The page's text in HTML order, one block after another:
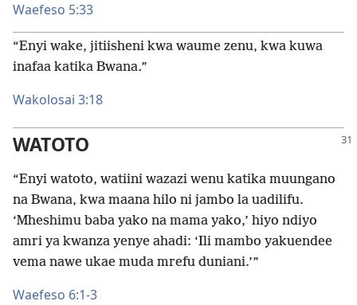
Waefeso 5:​33
“Enyi wake, jitiisheni kwa waume zenu, kwa kuwa
inafaa katika Bwana.”
Wakolosai 3:​18
WATOTO
“Enyi watoto, watiini wazazi wenu katika muungano
na Bwana, kwa maana hilo ni jambo la uadilifu.
‘Mheshimu baba yako na mama yako,’ hiyo ndiyo
amri ya kwanza yenye ahadi: ‘Ili mambo yakuendee
vema nawe ukae muda mrefu duniani.’”
Waefeso 6:​1-3